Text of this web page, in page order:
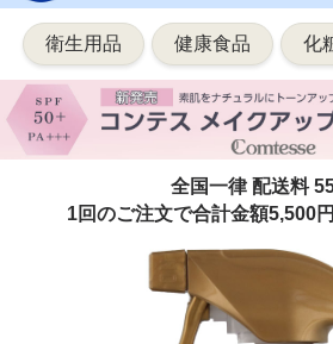
衛生用品 健康食品 化
全国一律 配送料
1回のご注文で合計金額5,500